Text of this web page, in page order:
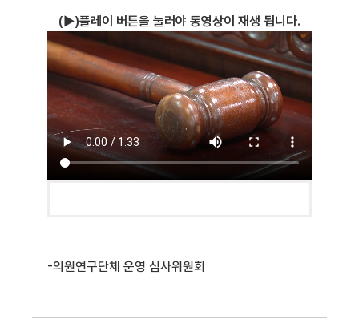
(▶)플레이 버튼을 눌러야 동영상이 재생 됩니다.
-의원연구단체 운영 심사위원회